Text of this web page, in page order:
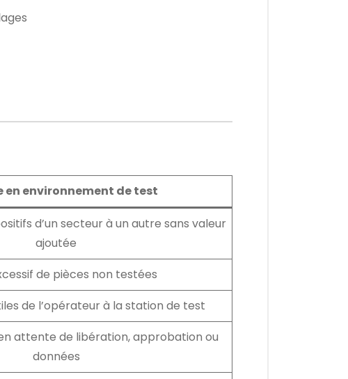
en environnement de test
d’un secteur à un autre sans valeur
ajoutée
de pièces non testées
de l’opérateur à la station de test
attente de libération, approbation ou
données